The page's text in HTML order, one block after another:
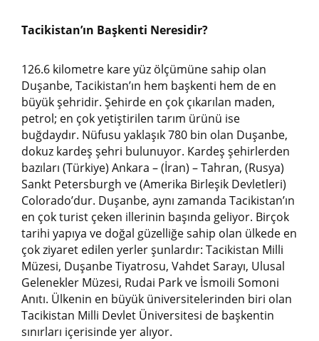
Tacikistan’ın Başkenti Neresidir?
126.6 kilometre kare yüz ölçümüne sahip olan
Duşanbe, Tacikistan’ın hem başkenti hem de en
büyük şehridir. Şehirde en çok çıkarılan maden,
petrol; en çok yetiştirilen tarım ürünü ise
buğdaydır. Nüfusu yaklaşık 780 bin olan Duşanbe,
dokuz kardeş şehri bulunuyor. Kardeş şehirlerden
bazıları (Türkiye) Ankara – (İran) – Tahran, (Rusya)
Sankt Petersburgh ve (Amerika Birleşik Devletleri)
Colorado’dur. Duşanbe, aynı zamanda Tacikistan’ın
en çok turist çeken illerinin başında geliyor. Birçok
tarihi yapıya ve doğal güzelliğe sahip olan ülkede en
çok ziyaret edilen yerler şunlardır: Tacikistan Milli
Müzesi, Duşanbe Tiyatrosu, Vahdet Sarayı, Ulusal
Gelenekler Müzesi, Rudai Park ve İsmoili Somoni
Anıtı. Ülkenin en büyük üniversitelerinden biri olan
Tacikistan Milli Devlet Üniversitesi de başkentin
sınırları içerisinde yer alıyor.